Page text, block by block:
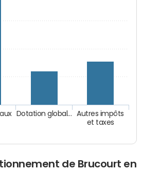
Autres impôts
et taxes
Dotation global…
de Brucourt en